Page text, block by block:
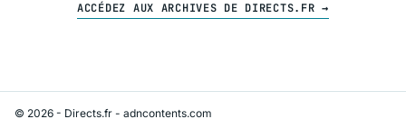
ACCÉDEZ AUX ARCHIVES DE DIRECTS.FR →
© 2026 - Directs.fr - adncontents.com